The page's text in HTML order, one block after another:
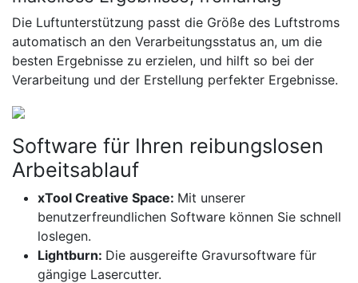
Die Luftunterstützung passt die Größe des Luftstroms
automatisch an den Verarbeitungsstatus an, um die
besten Ergebnisse zu erzielen, und hilft so bei der
Verarbeitung und der Erstellung perfekter Ergebnisse.
Software für Ihren reibungslosen
Arbeitsablauf
xTool Creative Space: Mit unserer
benutzerfreundlichen Software können Sie schnell
loslegen.
Lightburn: Die ausgereifte Gravursoftware für
gängige Lasercutter.